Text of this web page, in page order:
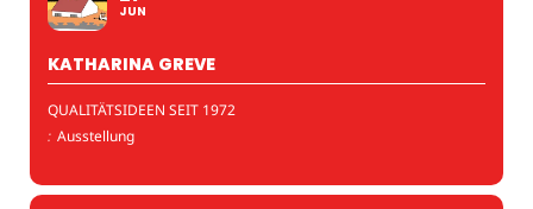
JUN
KATHARINA GREVE
QUALITÄTSIDEEN SEIT 1972
: Ausstellung